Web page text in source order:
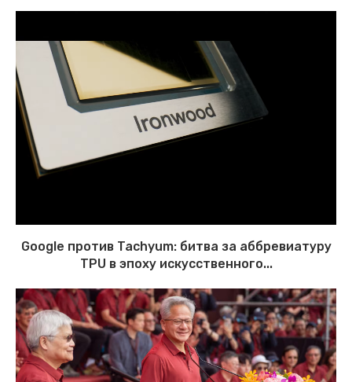
Google против Tachyum: битва за аббревиатуру
TPU в эпоху искусственного...